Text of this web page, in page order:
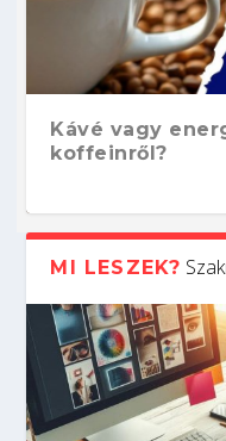
Kávé vagy
koffeinről?
MI LESZEK?